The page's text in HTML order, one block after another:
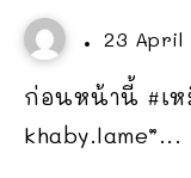
23 April
ก่อนหน้านี้ #เห
khaby.lame”...